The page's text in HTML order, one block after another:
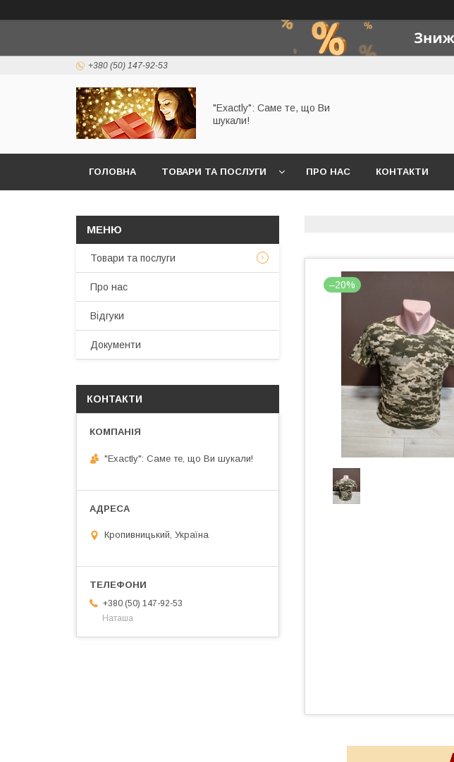
+380 (50) 147-92-53
"Exactly": Саме те, що Ви
шукали!
ГОЛОВНА ТОВАРИ ТА ПОСЛУГИ ПРО НАС КОНТАКТИ
–20%
Товари та послуги
Про нас
Відгуки
Документи
КОНТАКТИ
"Exactly": Саме те, що Ви шукали!
Кропивницький, Україна
+380 (50) 147-92-53
Наташа